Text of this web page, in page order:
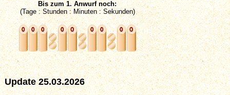
Bis zum 1. Anwurf noch:
(Tage : Stunden : Minuten : Sekunden)
Update 25.03.2026